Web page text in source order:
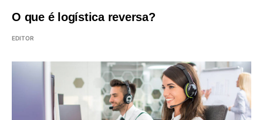
O que é logística reversa?
EDITOR